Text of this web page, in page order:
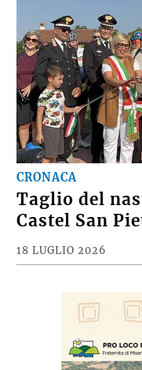
CRONACA
Taglio del
Castel San
18 LUGLIO 2026